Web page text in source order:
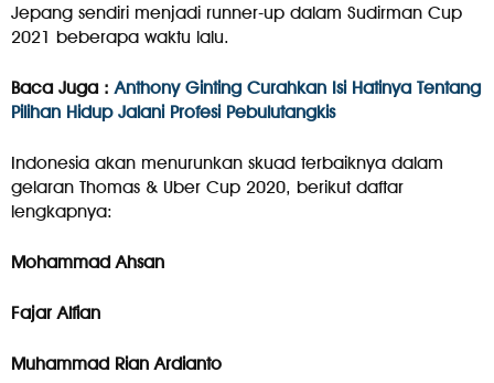
Jepang sendiri menjadi runner-up dalam Sudirman Cup
2021 beberapa waktu lalu.
Baca Juga : Anthony Ginting Curahkan Isi Hatinya Tentang
Pilihan Hidup Jalani Profesi Pebulutangkis
Indonesia akan menurunkan skuad terbaiknya dalam
gelaran Thomas & Uber Cup 2020, berikut daftar
lengkapnya:
Mohammad Ahsan
Fajar Alfian
Muhammad Rian Ardianto